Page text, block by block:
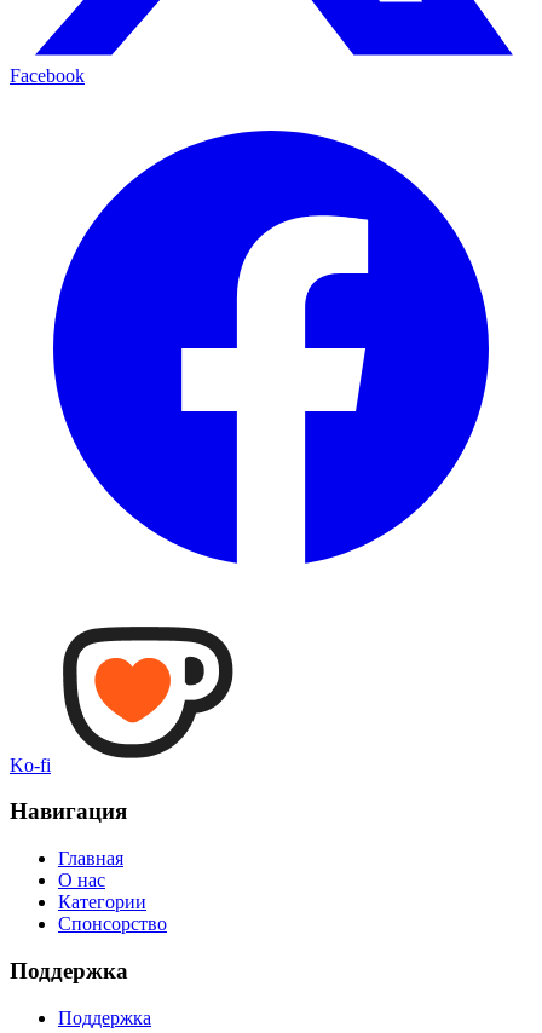
Facebook
Ko-fi
Навигация
Главная
О нас
Категории
Спонсорство
Поддержка
Поддержка